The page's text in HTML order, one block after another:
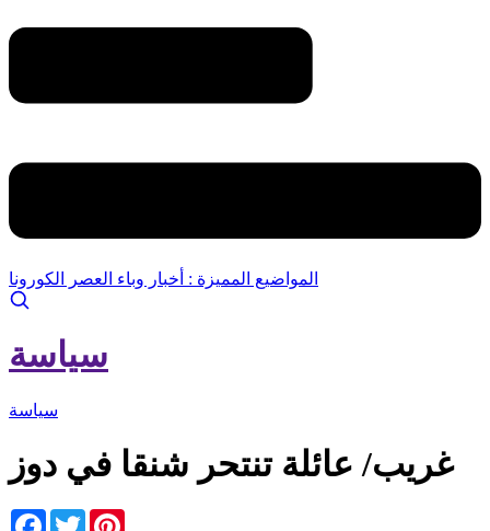
المواضيع المميزة : أخبار وباء العصر الكورونا
سياسة
سياسة
غريب/ عائلة تنتحر شنقا في دوز
Facebook
Twitter